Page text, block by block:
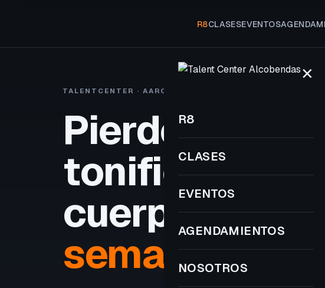
R8CLASESEVENTOS
✕
R8
CLASES
EVENTOS
AGENDAMIENTOS
NOSOTROS
TALENTCENTER · AARON VIVANCOS
Pierde grasa
tonifica tu
cuerpoen 8
semanas.